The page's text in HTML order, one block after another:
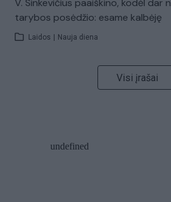
V. Sinkevičius paaiškino, kodėl dar
tarybos posėdžio: esame kalbėję
Laidos Nauja diena
Visi įrašai